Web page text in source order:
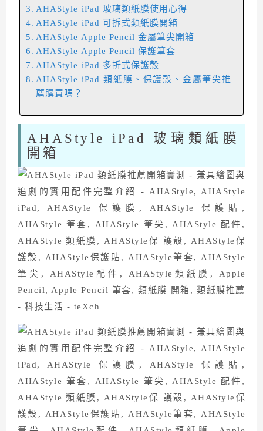
AHAStyle iPad 玻璃類紙膜使用心得
AHAStyle iPad 可拆式類紙膜開箱
AHAStyle Apple Pencil 金屬筆尖開箱
AHAStyle Apple Pencil 保護筆套
AHAStyle iPad 多折式保護殼
AHAStyle iPad 類紙膜、保護殼、金屬筆尖推
薦購買嗎？
AHAStyle iPad 玻璃類紙膜
開箱